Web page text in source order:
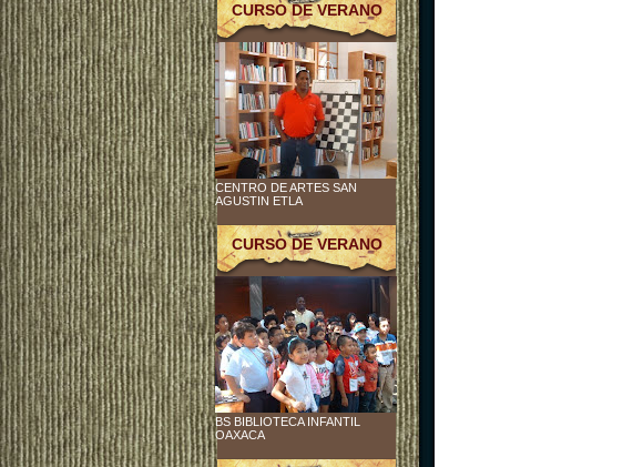
CURSO DE VERANO
CENTRO DE ARTES SAN
AGUSTIN ETLA
CURSO DE VERANO
BS BIBLIOTECA INFANTIL
OAXACA